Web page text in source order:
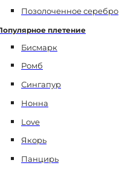
Позолоченное серебро
плетение
Бисмарк
Ромб
Сингапур
Нонна
Love
Якорь
Панцирь